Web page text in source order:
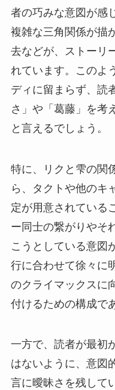
者の巧みな意図が感
複雑な三角関係が描
去などが、ストーリ
れています。このよ
ディに留まらず、読
さ」や「葛藤」を考
と言えるでしょう。
特に、リクと雫の関
ら、タクトや他のキ
定が用意されている
ー同士の繋がりやそ
こうとしている意図
行に合わせて徐々に
のクライマックスに
付けるための構成で
一方で、読者が最初
はないように、意図
言に曖昧さを残して